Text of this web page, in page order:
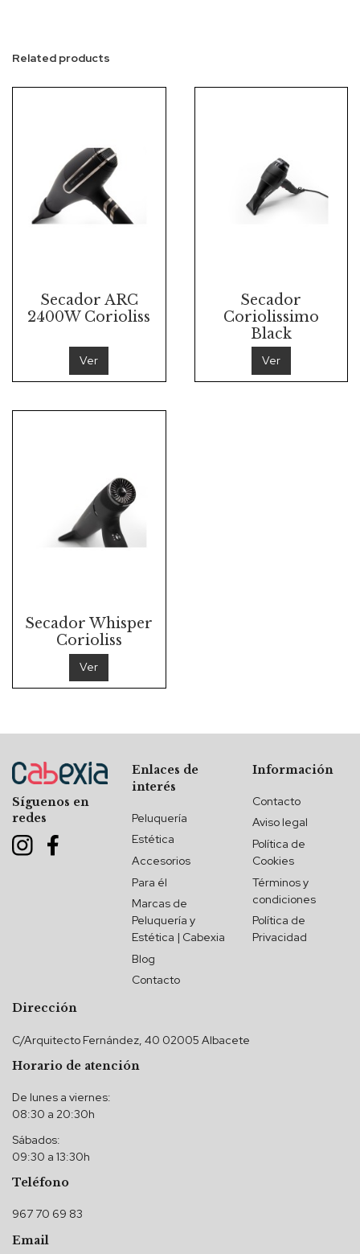
Related products
Secador ARC
2400W Corioliss
Ver
Secador
Coriolissimo
Black
Ver
Secador Whisper
Corioliss
Ver
Síguenos en
redes
Enlaces de
interés
Peluquería
Estética
Accesorios
Para él
Marcas de
Peluquería y
Estética | Cabexia
Blog
Contacto
Información
Contacto
Aviso legal
Política de
Cookies
Términos y
condiciones
Política de
Privacidad
Dirección
C/Arquitecto Fernández, 40 02005 Albacete
Horario de atención
De lunes a viernes:
08:30 a 20:30h
Sábados:
09:30 a 13:30h
Teléfono
967 70 69 83
Email